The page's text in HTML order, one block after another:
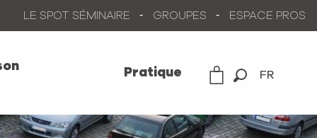
FR
LE SPOT SÉMINAIRE GROUPES ESPACE PROS
Pratique